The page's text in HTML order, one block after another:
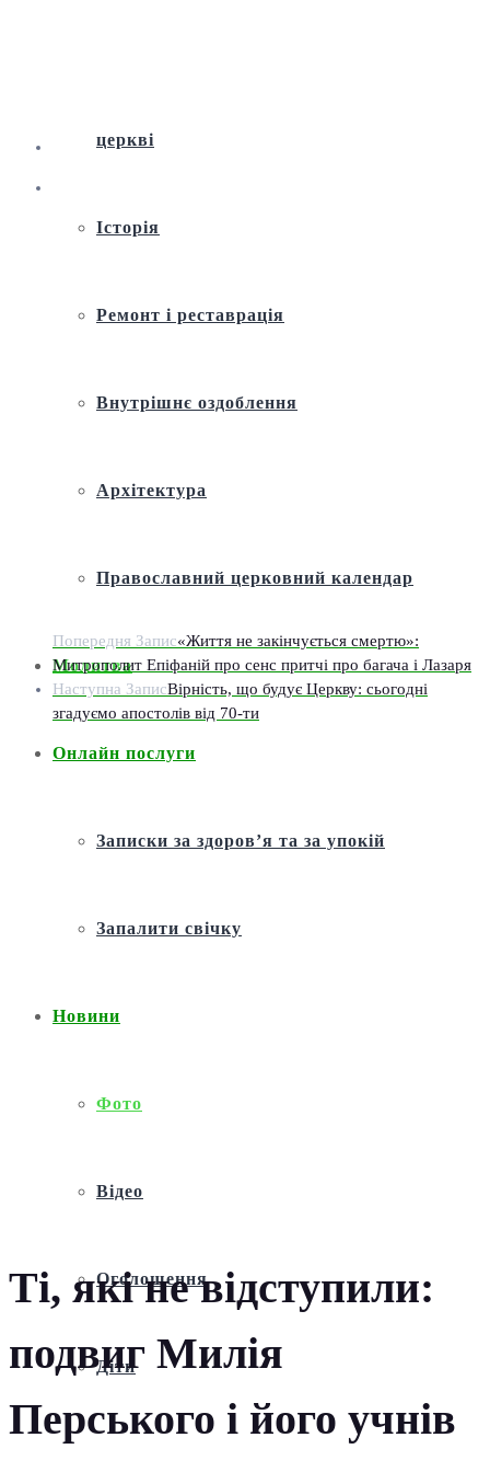
церкві
Історія
Ремонт і реставрація
Внутрішнє оздоблення
Архітектура
Православний церковний календар
Молитва
Онлайн послуги
Записки за здоров’я та за упокій
Запалити свічку
Новини
Фото
Відео
Оголошення
Діти
Ті, які не відступили:
подвиг Милія
Перського і його учнів
Попередня Запис«Життя не закінчується смертю»:
Митрополит Епіфаній про сенс притчі про багача і Лазаря
Наступна ЗаписВірність, що будує Церкву: сьогодні
згадуємо апостолів від 70-ти